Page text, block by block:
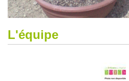
L'équipe